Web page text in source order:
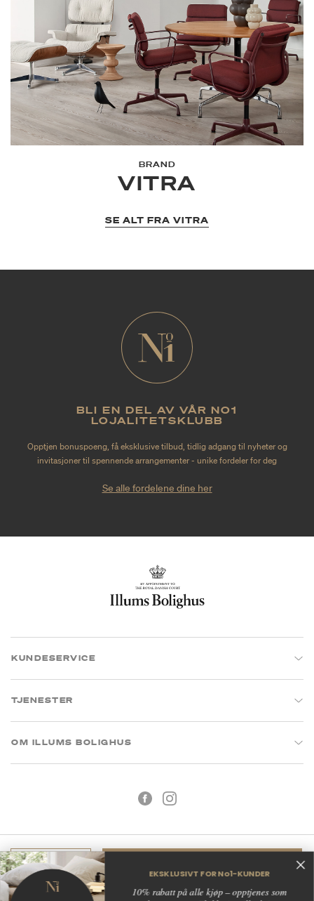
BRAND
VITRA
SE ALT FRA VITRA
BLI EN DEL AV VÅR NO1
LOJALITETSKLUBB
Opptjen bonuspoeng, få eksklusive tilbud, tidlig adgang til nyheter og
invitasjoner til spennende arrangementer - unike fordeler for deg
Se alle fordelene dine her
KUNDESERVICE
TJENESTER
OM ILLUMS BOLIGHUS
Kjøpsbetingelser Personvern
EKSKLUSIVT FOR No1-KUNDER
10% rabatt på alle kjøp – opptjenes som